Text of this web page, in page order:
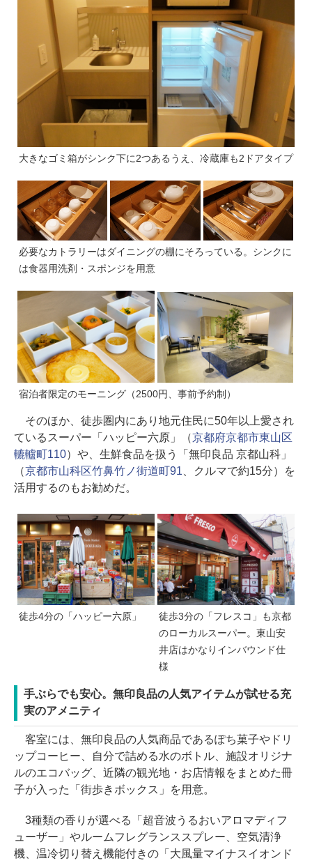
大きなゴミ箱がシンク下に2つあるうえ、冷蔵庫も2ドアタイプ
必要なカトラリーはダイニングの棚にそろっている。シンクに
は食器用洗剤・スポンジを用意
宿泊者限定のモーニング（2500円、事前予約制）
そのほか、徒歩圏内にあり地元住民に50年以上愛され
ているスーパー「ハッピー六原」（京都府京都市東山区
轆轤町110）や、生鮮食品を扱う「無印良品 京都山科」
（京都市山科区竹鼻竹ノ街道町91 、クルマで約15分）を
活用するのもお勧めだ。
徒歩4分の「ハッピー六原」
徒歩3分の「フレスコ」も京都
のローカルスーパー。東山安
井店はかなりインバウンド仕
様
手ぶらでも安心。無印良品の人気アイテムが試せる充
実のアメニティ
客室には、無印良品の人気商品であるぽち菓子やドリ
ップコーヒー、自分で詰める水のボトル、施設オリジナ
ルのエコバッグ、近隣の観光地・お店情報をまとめた冊
子が入った「街歩きボックス」を用意。
3種類の香りが選べる「超音波うるおいアロマディフ
ューザー」やルームフレグランススプレー、空気清浄
機、温冷切り替え機能付きの「大風量マイナスイオンド